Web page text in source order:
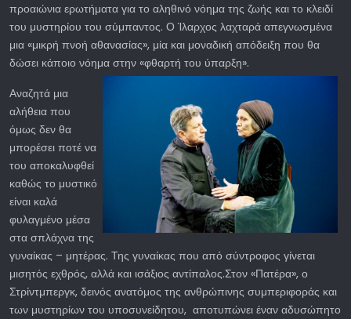
προαιώνια ερωτήματα για το αληθινό νόημα της ζωής και το κλειδί
του μυστηρίου του σύμπαντος. Ο Ίλαρχος λαχταρά απεγνωσμένα
μια «μικρή πνοή αθανασίας», μία και μοναδική απόδειξη που θα
δώσει κάποιο νόημα στην «φθαρτή του ύπαρξη».
Αναζητά μια
αλήθεια που
όμως δεν θα
μπορέσει ποτέ να
του αποκαλυφθεί
καθώς το μυστικό
είναι καλά
φυλαγμένο μέσα
στα σπλάχνα της
γυναίκας – μητέρας. Της γυναίκας που από σύντροφος γίνεται
μισητός εχθρός, αλλά και ισάξιος αντίπαλος.Στον «Πατέρα», ο
Στρίντμπεργκ, δεινός ανατόμος της ανθρώπινης συμπεριφοράς και
των μυστηρίων του υποσυνείδητου, αποτυπώνει έναν αδυσώπητο